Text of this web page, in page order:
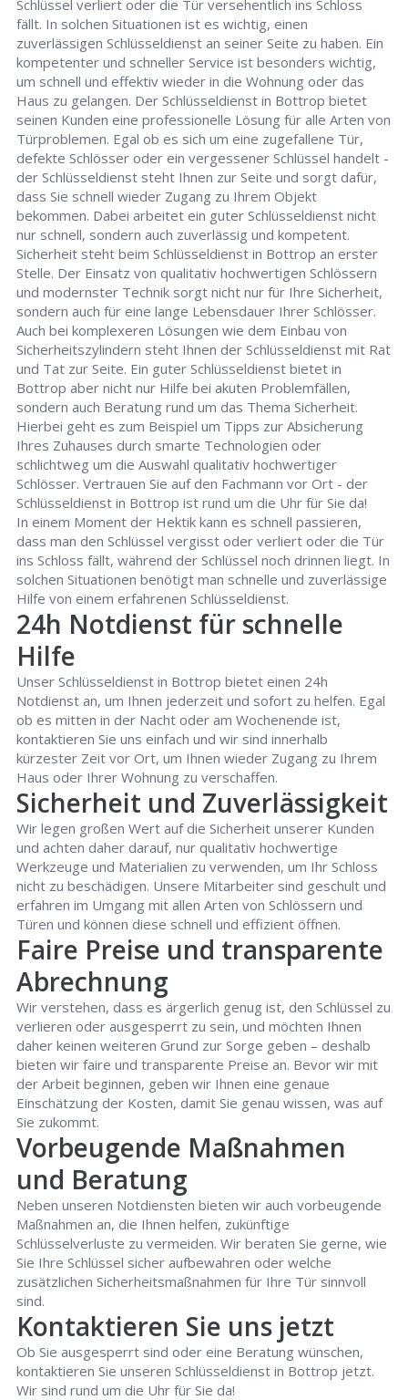
Schlüssel verliert oder die Tür versehentlich ins Schloss
fällt. In solchen Situationen ist es wichtig, einen
zuverlässigen Schlüsseldienst an seiner Seite zu haben. Ein
kompetenter und schneller Service ist besonders wichtig,
um schnell und effektiv wieder in die Wohnung oder das
Haus zu gelangen. Der Schlüsseldienst in Bottrop bietet
seinen Kunden eine professionelle Lösung für alle Arten von
Türproblemen. Egal ob es sich um eine zugefallene Tür,
defekte Schlösser oder ein vergessener Schlüssel handelt -
der Schlüsseldienst steht Ihnen zur Seite und sorgt dafür,
dass Sie schnell wieder Zugang zu Ihrem Objekt
bekommen. Dabei arbeitet ein guter Schlüsseldienst nicht
nur schnell, sondern auch zuverlässig und kompetent.
Sicherheit steht beim Schlüsseldienst in Bottrop an erster
Stelle. Der Einsatz von qualitativ hochwertigen Schlössern
und modernster Technik sorgt nicht nur für Ihre Sicherheit,
sondern auch für eine lange Lebensdauer Ihrer Schlösser.
Auch bei komplexeren Lösungen wie dem Einbau von
Sicherheitszylindern steht Ihnen der Schlüsseldienst mit Rat
und Tat zur Seite. Ein guter Schlüsseldienst bietet in
Bottrop aber nicht nur Hilfe bei akuten Problemfällen,
sondern auch Beratung rund um das Thema Sicherheit.
Hierbei geht es zum Beispiel um Tipps zur Absicherung
Ihres Zuhauses durch smarte Technologien oder
schlichtweg um die Auswahl qualitativ hochwertiger
Schlösser. Vertrauen Sie auf den Fachmann vor Ort - der
Schlüsseldienst in Bottrop ist rund um die Uhr für Sie da!
In einem Moment der Hektik kann es schnell passieren,
dass man den Schlüssel vergisst oder verliert oder die Tür
ins Schloss fällt, während der Schlüssel noch drinnen liegt. In
solchen Situationen benötigt man schnelle und zuverlässige
Hilfe von einem erfahrenen Schlüsseldienst.
24h Notdienst für schnelle
Hilfe
Unser Schlüsseldienst in Bottrop bietet einen 24h
Notdienst an, um Ihnen jederzeit und sofort zu helfen. Egal
ob es mitten in der Nacht oder am Wochenende ist,
kontaktieren Sie uns einfach und wir sind innerhalb
kürzester Zeit vor Ort, um Ihnen wieder Zugang zu Ihrem
Haus oder Ihrer Wohnung zu verschaffen.
Sicherheit und Zuverlässigkeit
Wir legen großen Wert auf die Sicherheit unserer Kunden
und achten daher darauf, nur qualitativ hochwertige
Werkzeuge und Materialien zu verwenden, um Ihr Schloss
nicht zu beschädigen. Unsere Mitarbeiter sind geschult und
erfahren im Umgang mit allen Arten von Schlössern und
Türen und können diese schnell und effizient öffnen.
Faire Preise und transparente
Abrechnung
Wir verstehen, dass es ärgerlich genug ist, den Schlüssel zu
verlieren oder ausgesperrt zu sein, und möchten Ihnen
daher keinen weiteren Grund zur Sorge geben – deshalb
bieten wir faire und transparente Preise an. Bevor wir mit
der Arbeit beginnen, geben wir Ihnen eine genaue
Einschätzung der Kosten, damit Sie genau wissen, was auf
Sie zukommt.
Vorbeugende Maßnahmen
und Beratung
Neben unseren Notdiensten bieten wir auch vorbeugende
Maßnahmen an, die Ihnen helfen, zukünftige
Schlüsselverluste zu vermeiden. Wir beraten Sie gerne, wie
Sie Ihre Schlüssel sicher aufbewahren oder welche
zusätzlichen Sicherheitsmaßnahmen für Ihre Tür sinnvoll
sind.
Kontaktieren Sie uns jetzt
Ob Sie ausgesperrt sind oder eine Beratung wünschen,
kontaktieren Sie unseren Schlüsseldienst in Bottrop jetzt.
Wir sind rund um die Uhr für Sie da!